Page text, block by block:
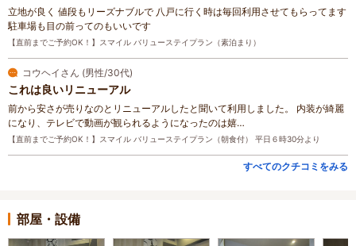
立地が良く 値段もリーズナブルで 八戸に行く時は毎回利用させてもらってます
駐車場も目の前ってのもいいです
【直前までご予約OK！】スマイル バリューステイプラン（素泊まり）
コウヘイさん (男性/30代)
これは良いリニューアル
前から安さが売りなのとリニューアルしたと聞いて利用しました。 内装が綺麗
になり、テレビで動画が観られるようになったのは嬉…
【直前までご予約OK！】スマイル バリューステイプラン（朝食付） 平日６時30分より
すべてのクチコミをみる
部屋・設備